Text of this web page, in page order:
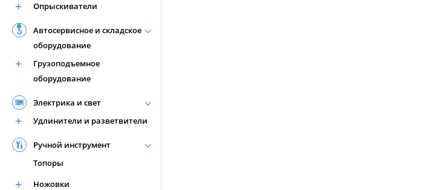
Опрыскиватели
Автосервисное и складское
оборудование
Грузоподъемное
оборудование
Электрика и свет
Удлинители и разветвители
Ручной инструмент
Топоры
Ножовки